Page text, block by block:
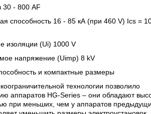
30 - 800 AF
способность 16 - 85 кА (при 460 V) Ics =
изоляции (Ui) 1000 V
напряжение (Uimp) 8 kV
и компактные размеры
технологии позволило
аппаратов HG-Series – они обладают
при меньших, чем у аппаратов